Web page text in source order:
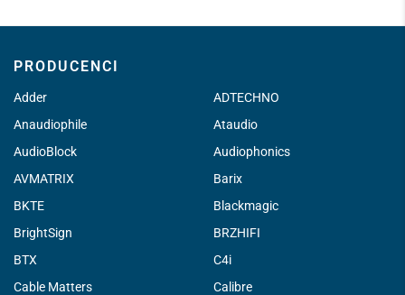
PRODUCENCI
Adder
ADTECHNO
Anaudiophile
Ataudio
AudioBlock
Audiophonics
AVMATRIX
Barix
BKTE
Blackmagic
BrightSign
BRZHIFI
BTX
C4i
Cable Matters
Calibre